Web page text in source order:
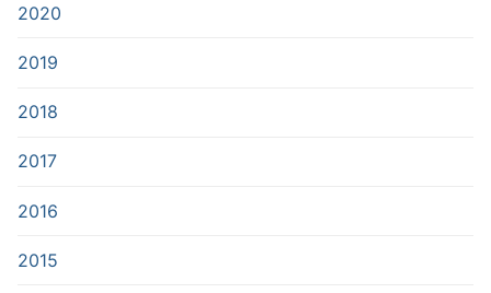
2020
2019
2018
2017
2016
2015